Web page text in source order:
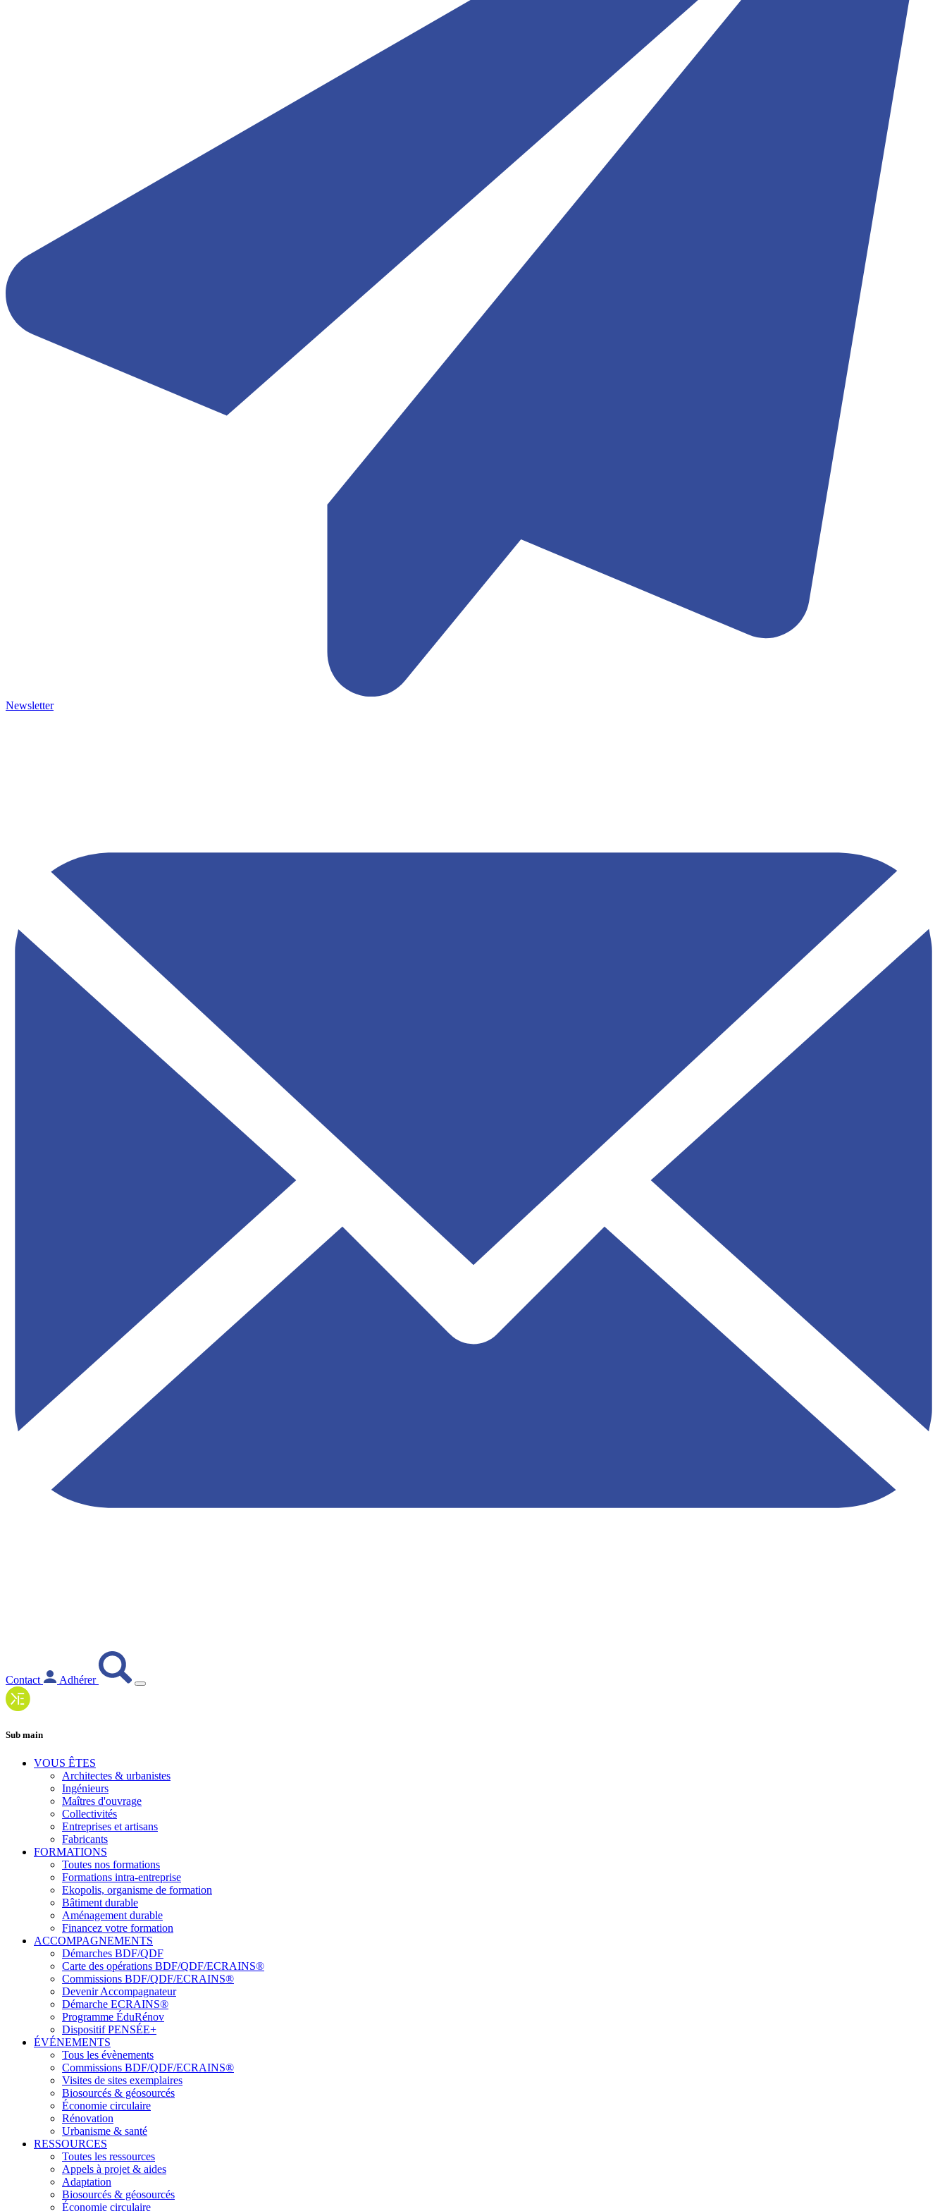
Newsletter
Contact Adhérer
Sub main
VOUS ÊTES
Architectes & urbanistes
Ingénieurs
Maîtres d'ouvrage
Collectivités
Entreprises et artisans
Fabricants
FORMATIONS
Toutes nos formations
Formations intra-entreprise
Ekopolis, organisme de formation
Bâtiment durable
Aménagement durable
Financez votre formation
ACCOMPAGNEMENTS
Démarches BDF/QDF
Carte des opérations BDF/QDF/ECRAINS®
Commissions BDF/QDF/ECRAINS®
Devenir Accompagnateur
Démarche ECRAINS®
Programme ÉduRénov
Dispositif PENSÉE+
ÉVÉNEMENTS
Tous les évènements
Commissions BDF/QDF/ECRAINS®
Visites de sites exemplaires
Biosourcés & géosourcés
Économie circulaire
Rénovation
Urbanisme & santé
RESSOURCES
Toutes les ressources
Appels à projet & aides
Adaptation
Biosourcés & géosourcés
Économie circulaire